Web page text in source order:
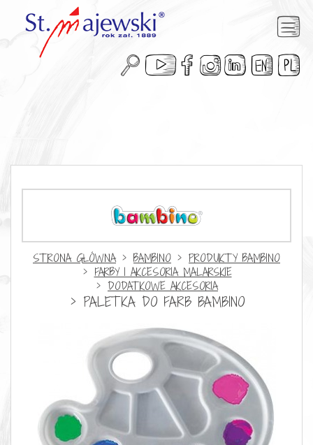
   
STRONA GŁÓWNA BAMBINO
PRODUKTY BAMBINO
FARBY I AKCESORIA MALARSKIE
DODATKOWE AKCESORIA
PALETKA DO FARB BAMBINO